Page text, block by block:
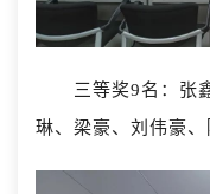
三等奖9名：张
琳、梁豪、刘伟豪